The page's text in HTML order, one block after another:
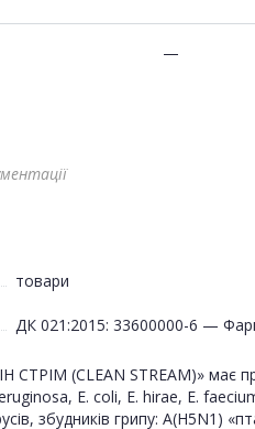
—
товари
ДК 021:2015: 33600000-6 —
СТРІМ (CLEAN STREAM)»
E. coli, E. hirae, E.
збудників грипу: A(H5N1)